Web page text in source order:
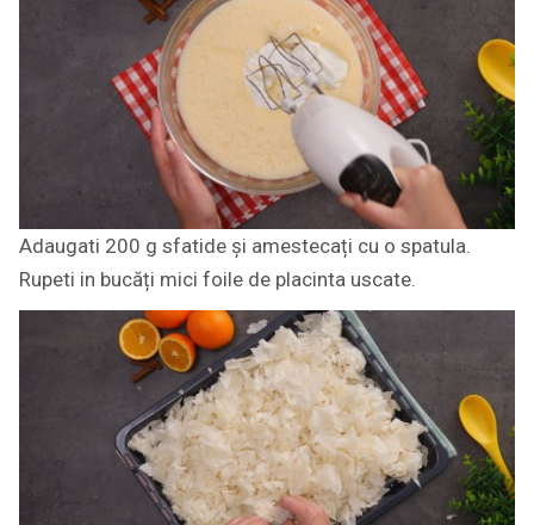
Adaugati 200 g sfatide și amestecați cu o spatula.
Rupeti in bucăți mici foile de placinta uscate.